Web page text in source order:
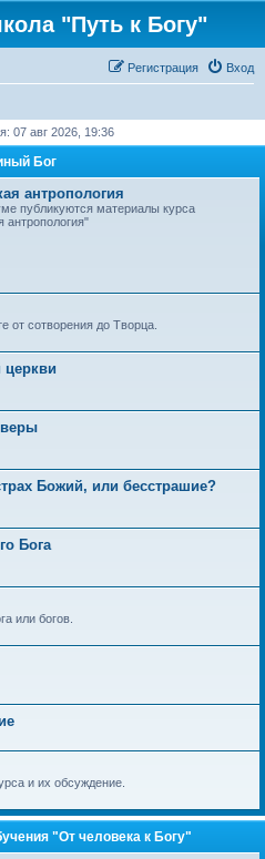
"Путь к Богу"
Вход
Регистрация
07 авг 2026, 19:36
Бог
антропология
публикуются материалы курса
антропология"
от сотворения до Творца.
церкви
Божий, или бесстрашие?
Бога
или богов.
и их обсуждение.
"От человека к Богу"